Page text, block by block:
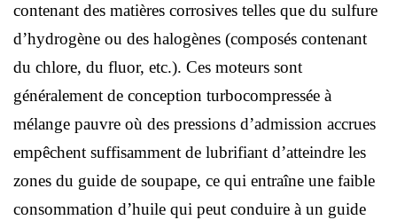
contenant des matières corrosives telles que du sulfure
d’hydrogène ou des halogènes (composés contenant
du chlore, du fluor, etc.). Ces moteurs sont
généralement de conception turbocompressée à
mélange pauvre où des pressions d’admission accrues
empêchent suffisamment de lubrifiant d’atteindre les
zones du guide de soupape, ce qui entraîne une faible
consommation d’huile qui peut conduire à un guide